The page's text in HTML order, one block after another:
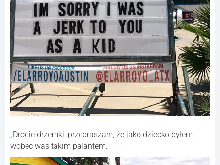
„Drogie drzemki, przepraszam, że jako dziecko byłem
wobec was takim palantem.”